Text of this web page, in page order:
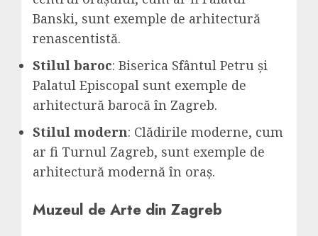
Banski, sunt exemple de arhitectură
renascentistă.
Stilul baroc: Biserica Sfântul Petru și
Palatul Episcopal sunt exemple de
arhitectură barocă în Zagreb.
Stilul modern: Clădirile moderne, cum
ar fi Turnul Zagreb, sunt exemple de
arhitectură modernă în oraș.
Muzeul de Arte din Zagreb